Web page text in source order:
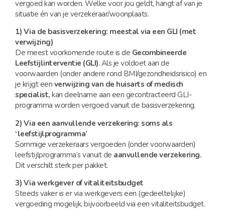
vergoed kan worden. Welke voor jou geldt, hangt af van je
situatie én van je verzekeraar/woonplaats.
1) Via de basisverzekering: meestal via een GLI (met
verwijzing)
De meest voorkomende route is de Gecombineerde
Leefstijlinterventie (GLI). Als je voldoet aan de
voorwaarden (onder andere rond BMI/gezondheidsrisico) en
je krijgt een verwijzing van de huisarts of medisch
specialist, kan deelname aan een gecontracteerd GLI-
programma worden vergoed vanuit de basisverzekering.
2) Via een aanvullende verzekering: soms als
‘leefstijlprogramma’
Sommige verzekeraars vergoeden (onder voorwaarden)
leefstijlprogramma’s vanuit de aanvullende verzekering.
Dit verschilt sterk per pakket.
3) Via werkgever of vitaliteitsbudget
Steeds vaker is er via werkgevers een (gedeeltelijke)
vergoeding mogelijk, bijvoorbeeld via een vitaliteitsbudget.